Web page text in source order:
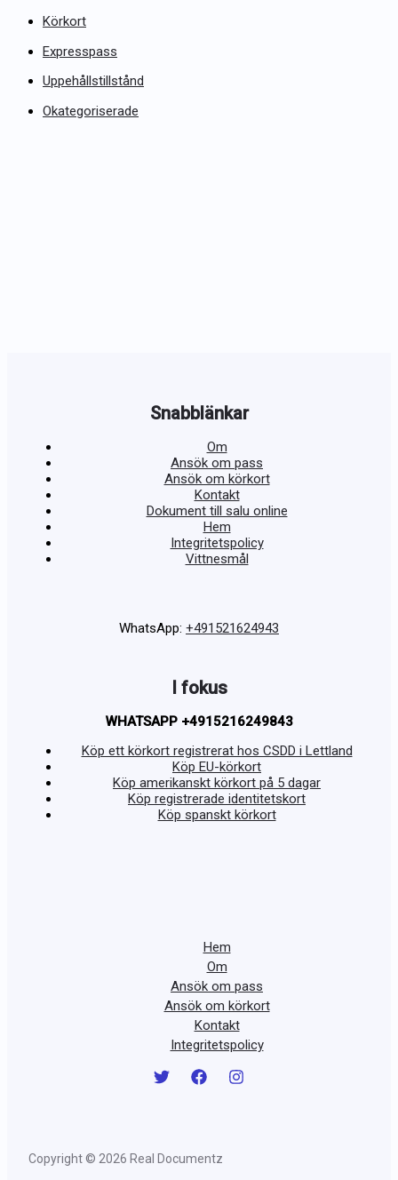
Körkort
Expresspass
Uppehållstillstånd
Okategoriserade
Snabblänkar
Om
Ansök om pass
Ansök om körkort
Kontakt
Dokument till salu online
Hem
Integritetspolicy
Vittnesmål
WhatsApp: +491521624943
I fokus
WHATSAPP +4915216249843
Köp ett körkort registrerat hos CSDD i Lettland
Köp EU-körkort
Köp amerikanskt körkort på 5 dagar
Köp registrerade identitetskort
Köp spanskt körkort
Hem
Om
Ansök om pass
Ansök om körkort
Kontakt
Integritetspolicy
Copyright © 2026 Real Documentz